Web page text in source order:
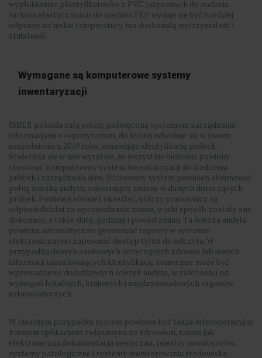
wypłukiwanie plastyfikatorów z PVC (używanych do nadania
rurkom elastyczności) do mediów. FEP wydaje się być bardziej
odporny na niskie temperatury, ma doskonałą wytrzymałość i
stabilność.
Wymagane są komputerowe systemy
inwentaryzacji
ISBER posiada całą sekcję poświęconą systemom zarządzania
informacjami o repozytorium, do której odwołuje się w swoim
uzupełnieniu z 2019 roku, omawiając identyfikację próbek.
Stwierdza się w nim wyraźnie, że wszystkie biobanki powinny
stosować komputerowy system inwentaryzacji do śledzenia
próbek i zarządzania nimi. Stosowany system powinien obejmować
pełną ścieżkę audytu, rejestrującą zmiany w danych dotyczących
próbek. Powinien również określać, którzy pracownicy są
odpowiedzialni za wprowadzanie zmian, w jaki sposób zostały one
dokonane, a także datę, godzinę i powód zmian. Ta ścieżka audytu
powinna automatycznie generować raporty w systemie
elektronicznym i zapewniać dostęp tylko do odczytu. W
przypadku danych osobowych dotyczących zdrowia lub innych
informacji umożliwiających identyfikację konieczne może być
wprowadzenie dodatkowych ścieżek audytu, w zależności od
wymagań lokalnych, krajowych i międzynarodowych organów
ustawodawczych.
W idealnym przypadku system powinien być także interoperacyjny
z innymi aplikacjami związanymi ze zdrowiem, takimi jak
elektroniczna dokumentacja medyczna, rejestry nowotworów,
systemy patologiczne i systemy monitorowania środowiska.